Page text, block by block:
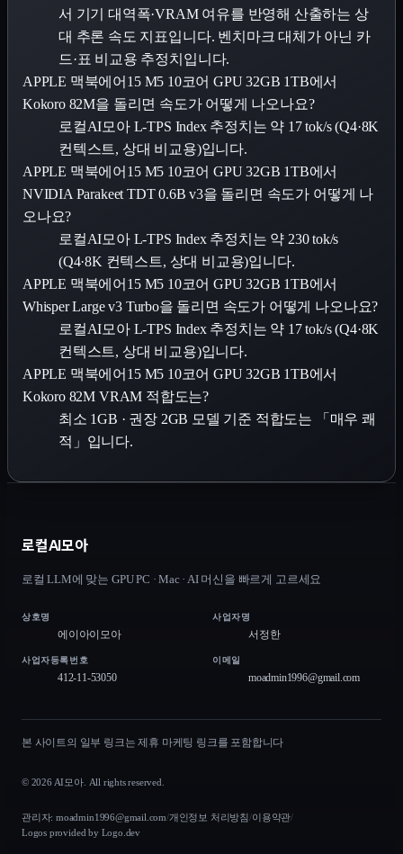
서 기기 대역폭·VRAM 여유를 반영해 산출하는 상
대 추론 속도 지표입니다. 벤치마크 대체가 아닌 카
드·표 비교용 추정치입니다.
APPLE 맥북에어15 M5 10코어 GPU 32GB 1TB에서
Kokoro 82M을 돌리면 속도가 어떻게 나오나요?
로컬AI모아 L-TPS Index 추정치는 약 17 tok/s (Q4·8K
컨텍스트, 상대 비교용)입니다.
APPLE 맥북에어15 M5 10코어 GPU 32GB 1TB에서
NVIDIA Parakeet TDT 0.6B v3을 돌리면 속도가 어떻게 나
오나요?
로컬AI모아 L-TPS Index 추정치는 약 230 tok/s
(Q4·8K 컨텍스트, 상대 비교용)입니다.
APPLE 맥북에어15 M5 10코어 GPU 32GB 1TB에서
Whisper Large v3 Turbo을 돌리면 속도가 어떻게 나오나요?
로컬AI모아 L-TPS Index 추정치는 약 17 tok/s (Q4·8K
컨텍스트, 상대 비교용)입니다.
APPLE 맥북에어15 M5 10코어 GPU 32GB 1TB에서
Kokoro 82M VRAM 적합도는?
최소 1GB · 권장 2GB 모델 기준 적합도는 「매우 쾌
적」입니다.
로컬AI모아
로컬 LLM에 맞는 GPU PC · Mac · AI 머신을 빠르게 고르세요
상호명
에이아이모아
사업자명
서정한
사업자등록번호
412-11-53050
이메일
moadmin1996@gmail.com
본 사이트의 일부 링크는 제휴 마케팅 링크를 포함합니다
© 2026 AI모아. All rights reserved.
관리자: moadmin1996@gmail.com/개인정보 처리방침/이용약관/
Logos provided by Logo.dev